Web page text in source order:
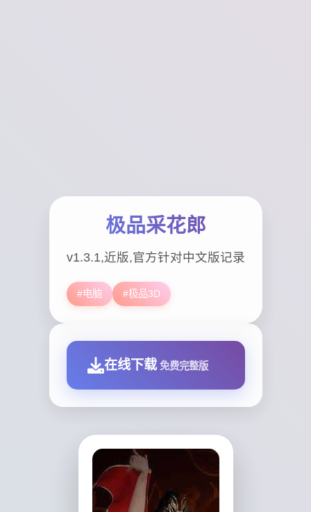
极品采花郎
v1.3.1,近版,官方针对中文版记录
#电脑 #极品3D
在线下载 免费完整版